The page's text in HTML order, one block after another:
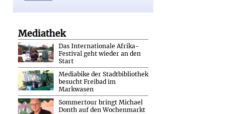
Mediathek
Das Internationale Afrika-
Festival geht wieder an den
Start
Mediabike der Stadtbibliothek
besucht Freibad im
Markwasen
Sommertour bringt Michael
Donth auf den Wochenmarkt